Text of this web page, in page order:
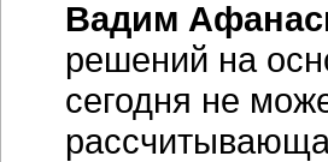
Вадим
решений на
сегодня не